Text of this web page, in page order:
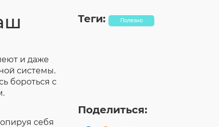
и даже
системы.
бороться с
себя
Теги: Полезно
Поделиться: